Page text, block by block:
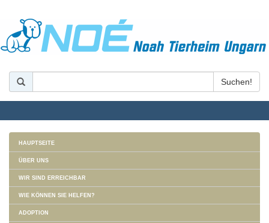
HAUPTSEITE
ÜBER UNS
WIR SIND ERREICHBAR
WIE KÖNNEN SIE HELFEN?
ADOPTION